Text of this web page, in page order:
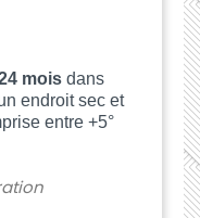
mois dans
endroit sec et
entre +5°